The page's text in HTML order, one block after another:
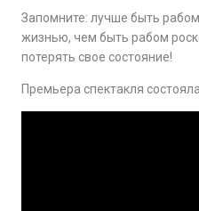
Запомните: лучше быть
жизнью, чем быть рабом
потерять свое состояние!
Премьера спектакля